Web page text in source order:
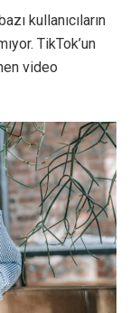
kullanıcıların
TikTok’un
video